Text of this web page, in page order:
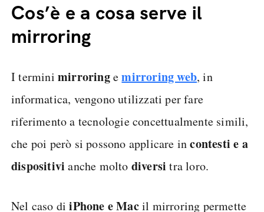
Cos’è e a cosa serve il
mirroring
I termini mirroringemirroring web, in
informatica, vengono utilizzati per fare
riferimento a tecnologie concettualmente simili,
che poi però si possono applicare incontesti e a
dispositivi anche molto diversi tra loro.
Nel caso diiPhone e Macil mirroring permette